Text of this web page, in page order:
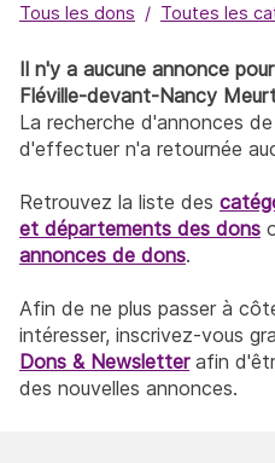
Tous les dons Toutes les
Il n'y a aucune annonce
Fléville-devant-Nancy
La recherche d'annonces
d'effectuer n'a retournée
Retrouvez la liste des
et départements des dons
annonces de dons.
Afin de ne plus passer à
intéresser, inscrivez-vous
Dons & Newsletterafin
des nouvelles annonces.